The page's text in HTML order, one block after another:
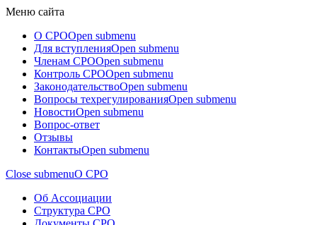
Меню сайта
О СРОOpen submenu
Для вступленияOpen submenu
Членам СРОOpen submenu
Контроль СРОOpen submenu
ЗаконодательствоOpen submenu
Вопросы техрегулированияOpen submenu
НовостиOpen submenu
Вопрос-ответ
Отзывы
КонтактыOpen submenu
Close submenuО СРО
Об Ассоциации
Структура СРО